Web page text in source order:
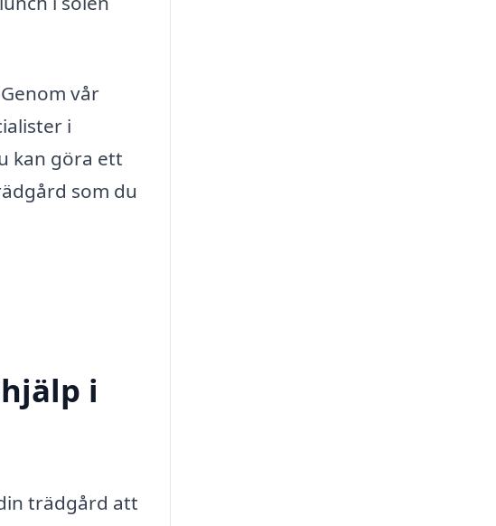
vår
i
kan göra ett
som du
i
trädgård att